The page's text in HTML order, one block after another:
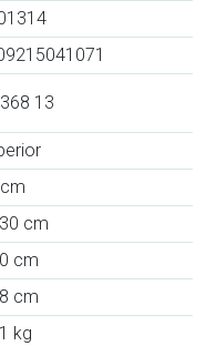
13
cm
cm
cm
kg